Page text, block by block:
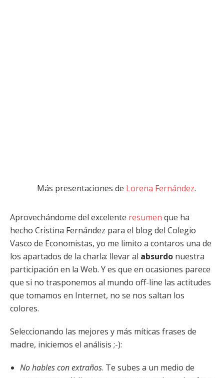
Más presentaciones de Lorena Fernández.
Aprovechándome del excelente resumen que ha
hecho Cristina Fernández para el blog del Colegio
Vasco de Economistas, yo me limito a contaros una de
los apartados de la charla: llevar al absurdo nuestra
participación en la Web. Y es que en ocasiones parece
que si no trasponemos al mundo off-line las actitudes
que tomamos en Internet, no se nos saltan los
colores.
Seleccionando las mejores y más míticas frases de
madre, iniciemos el análisis ;-):
No hables con extraños. Te subes a un medio de